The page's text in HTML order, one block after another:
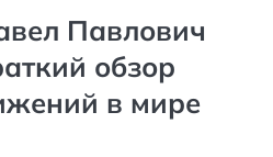
Павлович
обзор
в мире